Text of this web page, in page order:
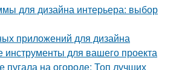
для дизайна интерьера: выбор
приложений для дизайна
инструменты для вашего проекта
на огороде: Топ лучших